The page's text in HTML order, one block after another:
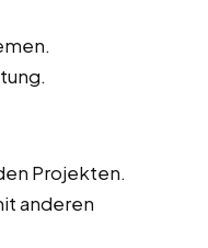
Projekten.
anderen